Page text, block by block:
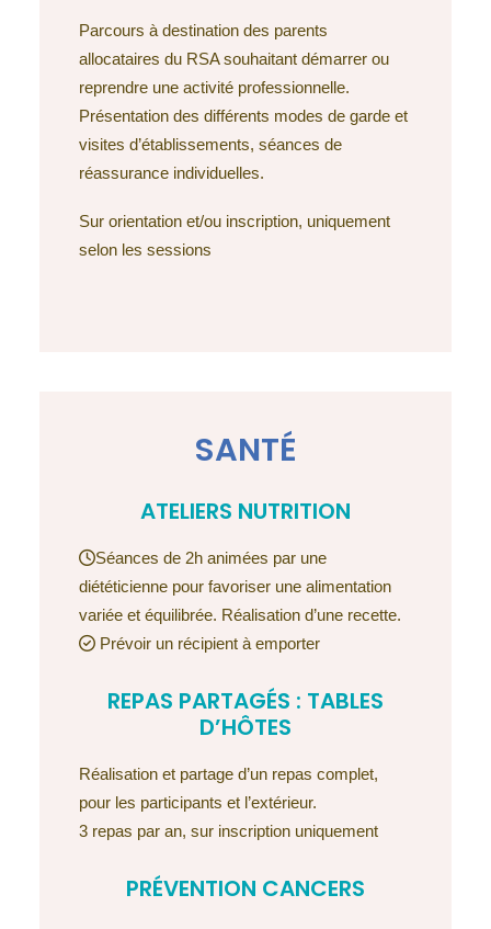
Parcours à destination des parents
allocataires du RSA souhaitant démarrer ou
reprendre une activité professionnelle.
Présentation des différents modes de garde et
visites d’établissements, séances de
réassurance individuelles.
Sur orientation et/ou inscription, uniquement
selon les sessions
SANTÉ
ATELIERS NUTRITION
Séances de 2h animées par une
diététicienne pour favoriser une alimentation
variée et équilibrée. Réalisation d’une recette.
Prévoir un récipient à emporter
REPAS PARTAGÉS : TABLES
D’HÔTES
Réalisation et partage d’un repas complet,
pour les participants et l’extérieur.
3 repas par an, sur inscription uniquement
PRÉVENTION CANCERS